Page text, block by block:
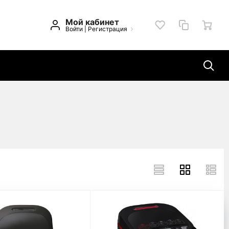
Мой кабинет
Войти| Регистрация